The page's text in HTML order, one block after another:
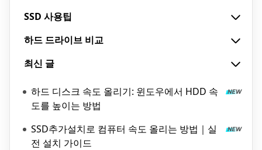
SSD 사용팁
하드 드라이브 비교
최신 글
하드 디스크 속도 올리기: 윈도우에서 HDD 속
도를 높이는 방법
SSD추가설치로 컴퓨터 속도 올리는 방법｜실
전 설치 가이드